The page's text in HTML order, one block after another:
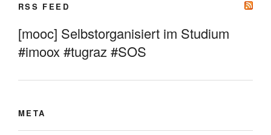
RSS FEED
[mooc] Selbstorganisiert im Studium
#imoox #tugraz #SOS
META